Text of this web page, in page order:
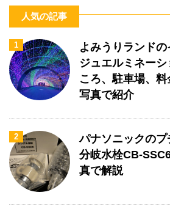
人気の記事
1
よみうりランド
ジュエルミネー
ころ、駐車場、
写真で紹介
2
パナソニックの
分岐水栓CB-
真で解説